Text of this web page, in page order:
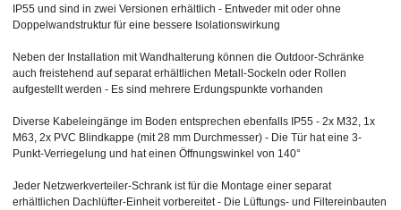
IP55 und sind in zwei Versionen erhältlich - Entweder mit oder ohne
Doppelwandstruktur für eine bessere Isolationswirkung
Neben der Installation mit Wandhalterung können die Outdoor-Schränke
auch freistehend auf separat erhältlichen Metall-Sockeln oder Rollen
aufgestellt werden - Es sind mehrere Erdungspunkte vorhanden
Diverse Kabeleingänge im Boden entsprechen ebenfalls IP55 - 2x M32, 1x
M63, 2x PVC Blindkappe (mit 28 mm Durchmesser) - Die Tür hat eine 3-
Punkt-Verriegelung und hat einen Öffnungswinkel von 140°
Jeder Netzwerkverteiler-Schrank ist für die Montage einer separat
erhältlichen Dachlüfter-Einheit vorbereitet - Die Lüftungs- und Filtereinbauten